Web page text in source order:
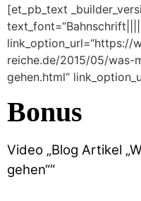
[et_pb_text
link_option_url=“https://
reiche.de/2015/05/
gehen.html“
Bonus
Video „Blog Artikel
gehen““